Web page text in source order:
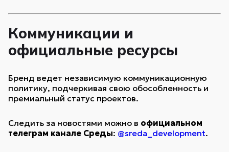
Коммуникации и
официальные ресурсы
Бренд ведет независимую коммуникационную
политику, подчеркивая свою обособленность и
премиальный статус проектов.
Следить за новостями можно в официальном
телеграм канале Среды: @sreda_development.